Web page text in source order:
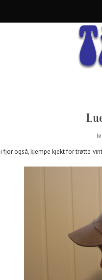
fjor også, kjempe kjekt for trøtte